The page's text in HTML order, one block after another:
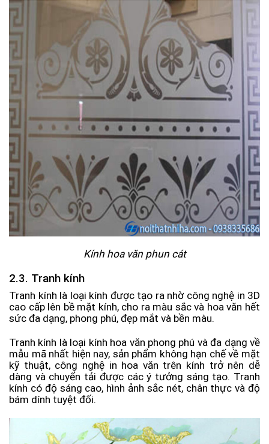
Kính hoa văn phun cát
2.3. Tranh kính
Tranh kính là loại kính được tạo ra nhờ công nghệ in 3D
cao cấp lên bề mặt kính, cho ra màu sắc và hoa văn hết
sức đa dạng, phong phú, đẹp mắt và bền màu.
Tranh kính là loại kính hoa văn phong phú và đa dạng về
mẫu mã nhất hiện nay, sản phẩm không hạn chế về mặt
kỹ thuật, công nghệ in hoa văn trên kính trở nên dễ
dàng và chuyển tải được các ý tưởng sáng tạo. Tranh
kính có độ sáng cao, hình ảnh sắc nét, chân thực và độ
bám dính tuyệt đối.